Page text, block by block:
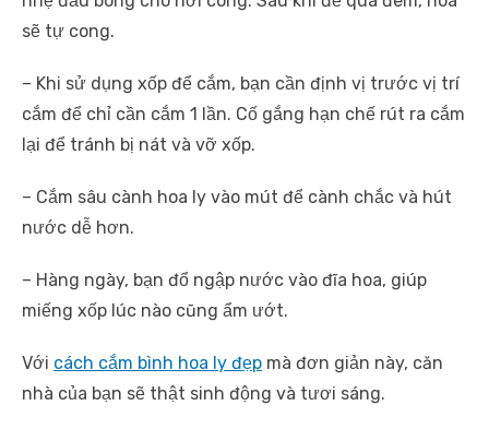
sẽ tự cong.
– Khi sử dụng xốp để cắm, bạn cần định vị trước vị trí
cắm để chỉ cần cắm 1 lần. Cố gắng hạn chế rút ra cắm
lại để tránh bị nát và vỡ xốp.
– Cắm sâu cành hoa ly vào mút để cành chắc và hút
nước dễ hơn.
– Hàng ngày, bạn đổ ngập nước vào đĩa hoa, giúp
miếng xốp lúc nào cũng ẩm ướt.
Với cách cắm bình hoa ly đẹp mà đơn giản này, căn
nhà của bạn sẽ thật sinh động và tươi sáng.